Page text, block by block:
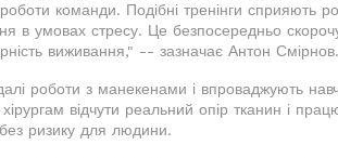
команди. Подібні тренінги сприяють
в умовах стресу. Це безпосередньо
виживання," -- зазначає Антон Смірнов.
роботи з манекенами і впроваджують
відчути реальний опір тканин і
ризику для людини.